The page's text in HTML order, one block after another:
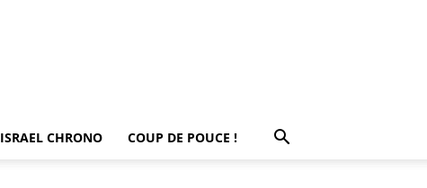
ISRAEL CHRONO COUP DE POUCE !